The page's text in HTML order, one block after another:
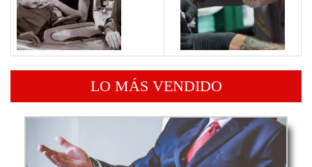
LO MÁS VENDIDO